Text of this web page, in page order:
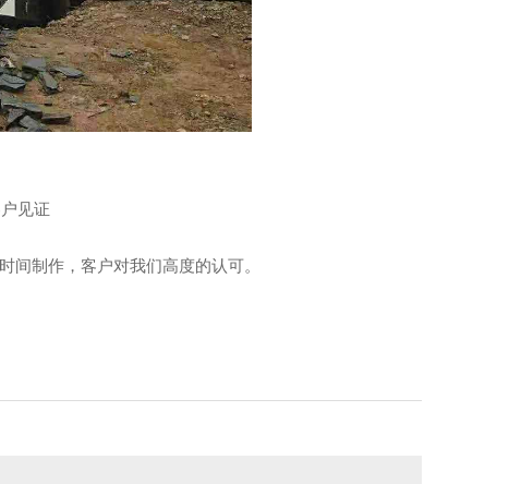
见证
间制作，客户对我们高度的认可。